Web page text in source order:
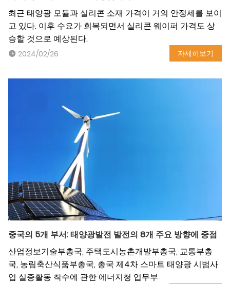
최근 태양광 모듈과 실리콘 소재 가격이 거의 안정세를 보이
고 있다. 이후 수요가 회복되면서 실리콘 웨이퍼 가격도 상
승할 것으로 예상된다.
2024/02/26 자세히보기
중국의 5개 부서: 태양광발전 발전의 8개 주요 방향에 중점
산업정보기술부총국, 주택도시농촌개발부총국, 교통부총
국, 농림축산식품부총국, 총국 제4차 스마트 태양광 시범사
업 실증활동 착수에 관한 에너지청 업무부